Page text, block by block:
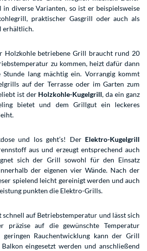
diverse Varianten, so ist er beispielsweise
praktischer Gasgrill oder auch als
erhältlich.
Holzkohle betriebene Grill braucht rund 20
zu kommen, heizt dafür dann
lang mächtig ein. Vorrangig kommt
auf der Terrasse oder im Garten zum
ist der Holzkohle-Kugelgrill, da ein ganz
bietet und dem Grillgut ein leckeres
und los geht’s! Der Elektro-Kugelgrill
aus und erzeugt entsprechend auch
sich der Grill sowohl für den Einsatz
der eigenen vier Wände. Nach der
spielend leicht gereinigt werden und auch
punkten die Elektro-Grills.
schnell auf Betriebstemperatur und lässt sich
präzise auf die gewünschte Temperatur
Rauchentwicklung kann der Grill
eingesetzt werden und anschließend